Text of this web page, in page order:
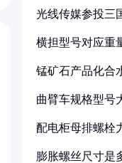
光线传媒参投三
横担型号对应重
锰矿石产品化合
曲臂车规格型号
配电柜母排螺栓
膨胀螺丝尺寸是